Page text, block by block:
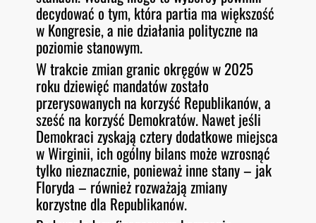
decydować o tym, która partia ma większość
w Kongresie, a nie działania polityczne na
poziomie stanowym.
W trakcie zmian granic okręgów w 2025
roku dziewięć mandatów zostało
przerysowanych na korzyść Republikanów, a
sześć na korzyść Demokratów. Nawet jeśli
Demokraci zyskają cztery dodatkowe miejsca
w Wirginii, ich ogólny bilans może wzrosnąć
tylko nieznacznie, ponieważ inne stany – jak
Floryda – również rozważają zmiany
korzystne dla Republikanów.